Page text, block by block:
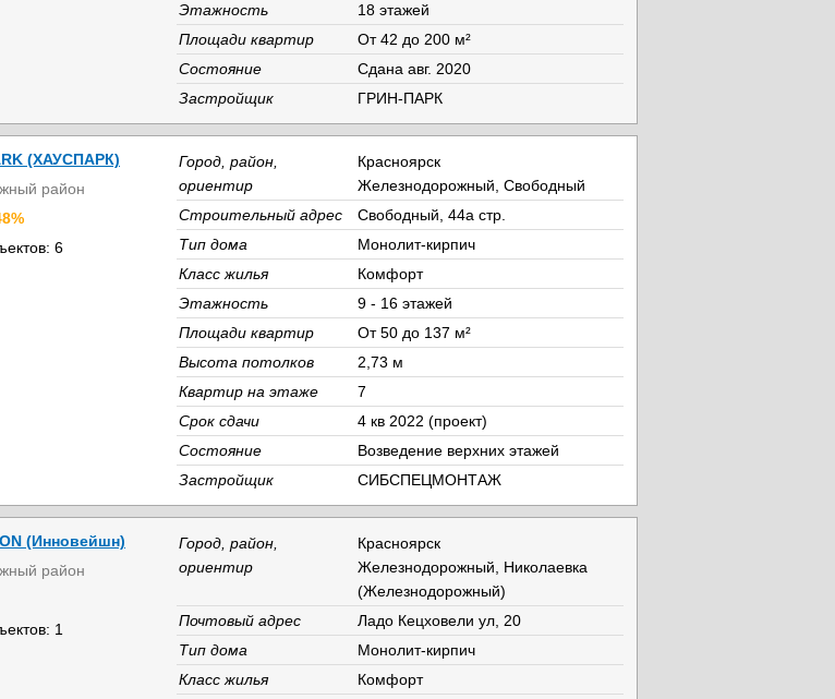
Этажность
18 этажей
Площади квартир
От 42 до 200 м²
Состояние
Cдана авг. 2020
Застройщик
ГРИН-ПАРК
(ХАУСПАРК)
район
6
Город, район,
ориентир
Красноярск
Железнодорожный, Свободный
Строительный адрес
Свободный, 44а стр.
Тип дома
Монолит-кирпич
Класс жилья
Комфорт
Этажность
9 - 16 этажей
Площади квартир
От 50 до 137 м²
Высота потолков
2,73 м
Квартир на этаже
7
Срок сдачи
4 кв 2022 (проект)
Состояние
Возведение верхних этажей
Застройщик
СИБСПЕЦМОНТАЖ
(Инновейшн)
район
1
Город, район,
ориентир
Красноярск
Железнодорожный, Николаевка
(Железнодорожный)
Почтовый адрес
Ладо Кецховели ул, 20
Тип дома
Монолит-кирпич
Класс жилья
Комфорт